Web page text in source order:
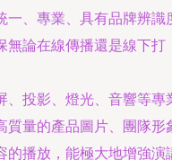
一、專業、具有品牌辨識
無論在線傳播還是線下打
、投影、燈光、音響等專
質量的產品圖片、團隊形
的播放，能極大地增強演